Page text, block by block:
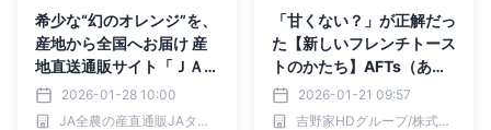
希少な“幻のオレンジ”を、
産地から全国へお届け 産
地直送通販サイト「ＪＡタ
ウン」で「湘南ゴールド」
を販売開始
2026-01-28 10:00
JA全農の産直通販JAタウン
「甘くない？」が正解だっ
た【新しいフレンチトース
トのかたち】AFTs（あふ
とす）が大船にオープン
2026-01-21 09:57
吉野家HDグループ/株式会社シェアレストラン